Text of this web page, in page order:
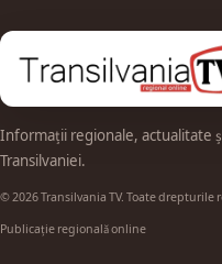
Informații regionale, actualitate
Transilvaniei.
© 2026 Transilvania TV. Toate drepturile
Publicație regională online